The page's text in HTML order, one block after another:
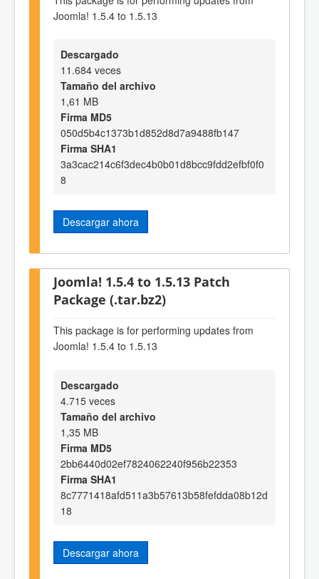
Joomla! 1.5.4 to 1.5.13
Descargado
11.684 veces
Tamaño del archivo
1,61 MB
Firma MD5
050d5b4c1373b1d852d8d7a9488fb147
Firma SHA1
3a3cac214c6f3dec4b0b01d8bcc9fdd2efbf0f0
8
Descargar ahora
Joomla! 1.5.4 to 1.5.13 Patch
Package (.tar.bz2)
This package is for performing updates from
Joomla! 1.5.4 to 1.5.13
Descargado
4.715 veces
Tamaño del archivo
1,35 MB
Firma MD5
2bb6440d02ef7824062240f956b22353
Firma SHA1
8c7771418afd511a3b57613b58fefdda08b12d
18
Descargar ahora